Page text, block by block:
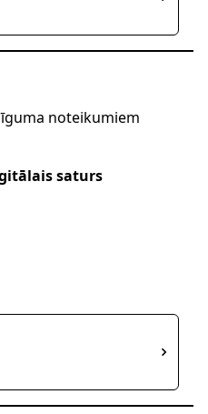
noteikumiem
saturs